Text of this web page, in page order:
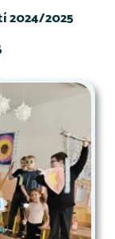
2024/2025